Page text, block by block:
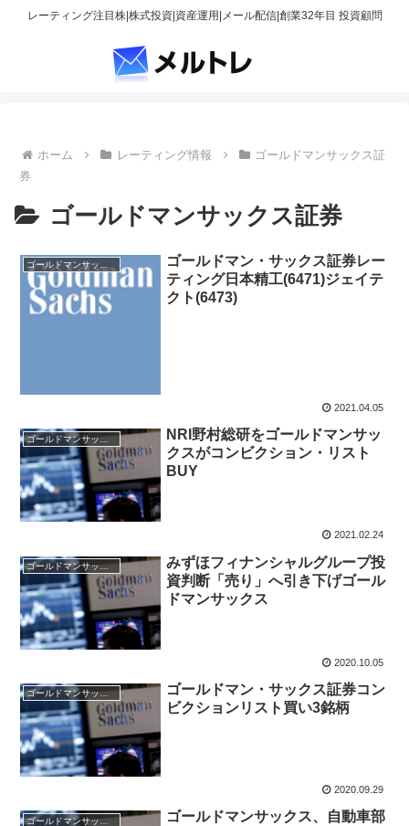
レーティング注目株|株式投資|資産運用|メール配信|創業32年目 投資顧問
ホーム レーティング情報
ゴールドマンサックス証
券
ゴールドマンサックス証券
ゴールドマン・サックス証券レー
ティング日本精工(6471)ジェイテ
クト(6473)
2021.04.05
ゴールドマンサックス証券
NRI野村総研をゴールドマンサッ
クスがコンビクション・リスト
BUY
2021.02.24
ゴールドマンサックス証券
みずほフィナンシャルグループ投
資判断「売り」へ引き下げゴール
ドマンサックス
2020.10.05
ゴールドマンサックス証券
ゴールドマン・サックス証券コン
ビクションリスト買い3銘柄
2020.09.29
ゴールドマンサックス証券
ゴールドマンサックス、自動車部